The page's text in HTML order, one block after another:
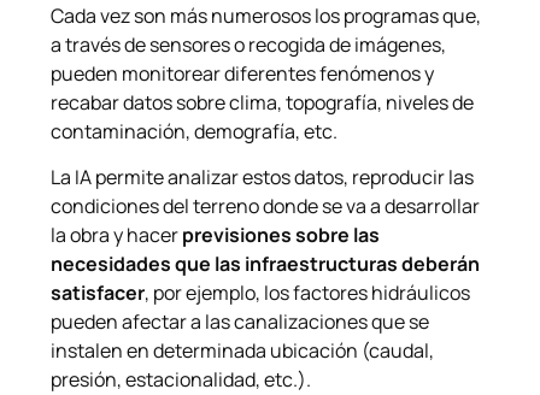
Cada vez son más numerosos los programas que,
a través de sensores o recogida de imágenes,
pueden monitorear diferentes fenómenos y
recabar datos sobre clima, topografía, niveles de
contaminación, demografía, etc.
La IA permite analizar estos datos, reproducir las
condiciones del terreno donde se va a desarrollar
la obra y hacerprevisiones sobre las
necesidades que las infraestructuras deberán
satisfacer, por ejemplo, los factores hidráulicos
pueden afectar a las canalizaciones que se
instalen en determinada ubicación (caudal,
presión, estacionalidad, etc.).